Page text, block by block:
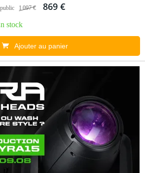
1 097 € 869 €
stock
Ajouter au panier